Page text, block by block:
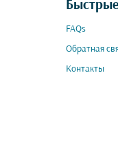
FAQs
Обратная
Контакты